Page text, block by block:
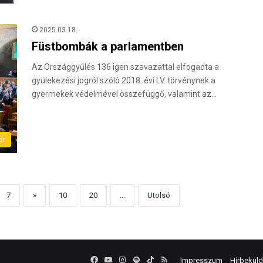
2025.03.18.
Füstbombák a parlamentben
Az Országgyűlés 136 igen szavazattal elfogadta a
gyülekezési jogról szóló 2018. évi LV. törvénynek a
gyermekek védelmével összefüggő, valamint az…
7 » 10 20 Utolsó
Impresszum
Facebook
YouTubeInstagram
SpotifyTikTokRSS